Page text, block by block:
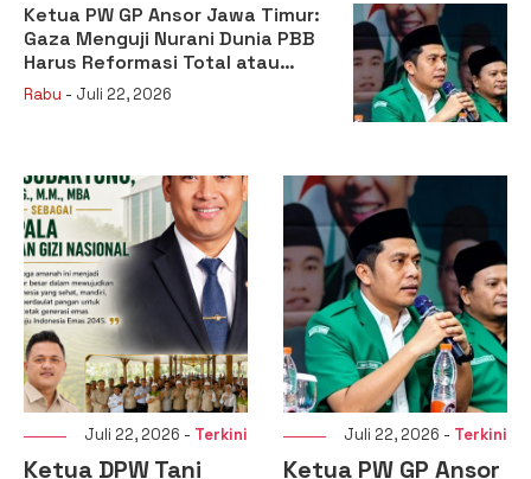
Ketua PW GP Ansor Jawa Timur:
Gaza Menguji Nurani Dunia PBB
Harus Reformasi Total atau
Kehilangan Legitimasi
Rabu - Juli 22, 2026
Juli 22, 2026 - Terkini
Ketua DPW Tani
Juli 22, 2026 - Terkini
Ketua PW GP Ansor